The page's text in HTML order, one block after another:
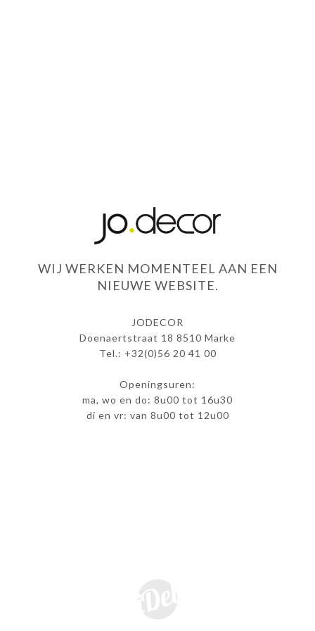
WIJ WERKEN MOMENTEEL AAN EEN
NIEUWE WEBSITE.
JODECOR
Doenaertstraat 18 8510 Marke
Tel.: +32(0)56 20 41 00
Openingsuren:
ma, wo en do: 8u00 tot 16u30
di en vr: van 8u00 tot 12u00